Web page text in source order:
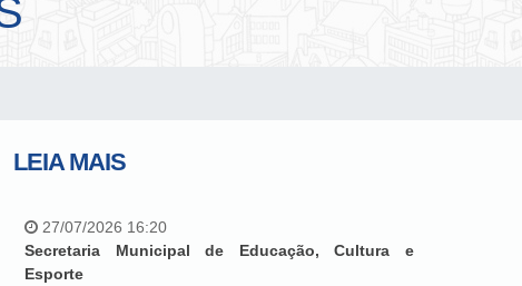
LEIA MAIS
27/07/2026 16:20
Secretaria Municipal de Educação, Cultura e
Esporte